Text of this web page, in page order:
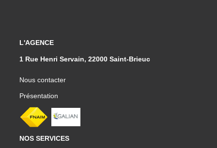
L'AGENCE
1 Rue Henri Servain, 22000 Saint-Brieuc
Nous contacter
Présentation
NOS SERVICES